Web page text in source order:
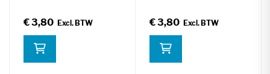
€ 3,80 € 3,80